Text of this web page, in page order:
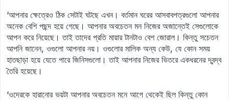
‘আপনার ক্ষেত্রেও ঠিক সেটাই ঘটছে এখন। বর্তমান ঘরের আসবাবপত্রগুলো আপনার
অনেক বেশি পছন্দ হয়ে গেছে। আপনার অবচেতন মন নিজের অজান্তেই সেগুলোকে
আপন করে নিয়েছে। তাই তাদের প্রতি মায়ার টানটাও বেশ জোরাল। কিন্তু সচেতন
আপনি জানেন, ওগুলো আপনার নয়। ওগুলোর মালিক অন্য কেউ, যে কোন সময়
হাতছাড়া হয়ে যেতে পারে জিনিসগুলো। তাই আপনার নিজের ভিতরে একধরনের দ্বন্দ্ব
তৈরি হয়েছে।
‘ওদেরকে হারানোর ভয়টা আপনার অবচেতন মনে আগে থেকেই ছিল কিন্তু কোন